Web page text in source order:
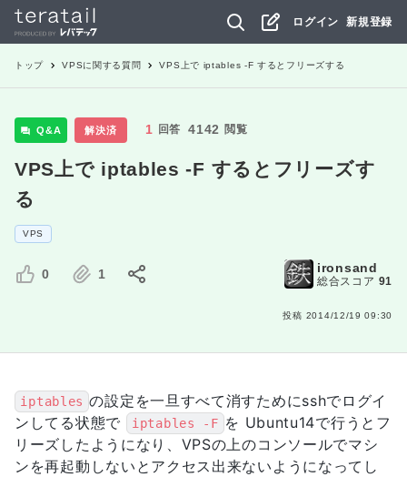
ログイン 新規登録
トップ VPSに関する質問 VPS上で iptables -F するとフリーズする
Q&A 解決済 1 回答 4142 閲覧
VPS上で iptables -F するとフリーズす
る
VPS
0 1 ironsand
総合スコア 91
投稿 2014/12/19 09:30
iptables の設定を一旦すべて消すためにsshでログイ
ンしてる状態で
iptables -F を Ubuntu14で行うとフ
リーズしたようになり、VPSの上のコンソールでマシ
ンを再起動しないとアクセス出来ないようになってし